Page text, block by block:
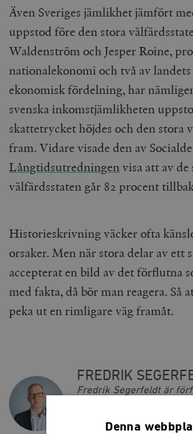
Även Sveriges jämlikhet jämfört
uppstod före den stora
Waldenström och Jesper Roine,
nationalekonomi och två av
ekonomisk fördelning, har
svenska inkomstjämlikheten
skattetrycket höjdes och den stora
fram. Vidare visade den av
Långtidsutredningenvisa att av
välfärdsstaten går 82 procent
Historieskrivning väcker ofta
orsaker. Men när stora delar av ett
accepterat en bild av det förflutna
med fakta, då bör man reagera. Så
peka ut en rimligare väg framåt.
FREDRIK
Fredrik Segerfeldt är
programområdet
Denna